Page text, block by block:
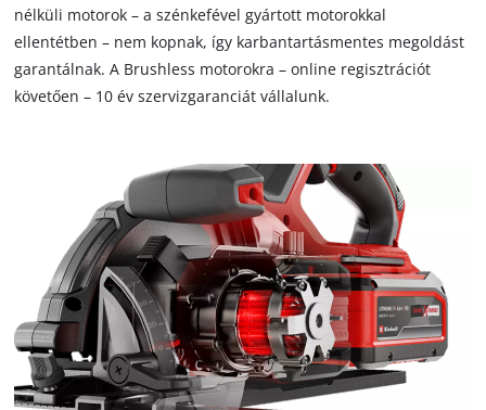
nélküli motorok – a szénkefével gyártott motorokkal
ellentétben – nem kopnak, így karbantartásmentes megoldást
garantálnak. A Brushless motorokra – online regisztrációt
követően – 10 év szervizgaranciát vállalunk.